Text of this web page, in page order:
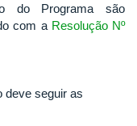
do Programa são
com a Resolução Nº
deve seguir as